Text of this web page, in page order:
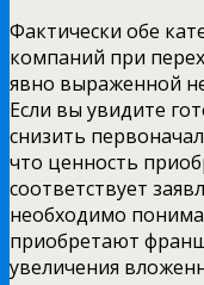
Фактически обе
компаний при
явно выраженной
Если вы увидите
снизить
что ценность
соответствует
необходимо
приобретают
увеличения